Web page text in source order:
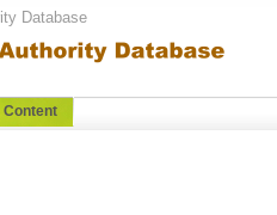
Database
Content